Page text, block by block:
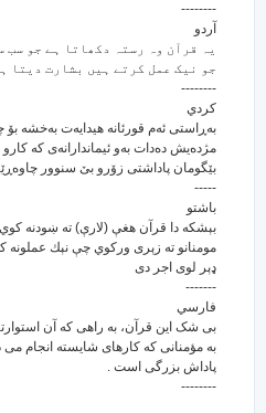
--------
آردو
یہ قرآن وہ رستہ دکھاتا ہے جو سب
جو نیک عمل کرتے ہیں بشارت دیتا
--------
كردي
به‌ڕاستی ئه‌م قورئانه هیدایه‌ت به‌خشه بۆ
مژده‌یش ده‌دات به‌و ئیماندارانه‌ی که
بێگومان پاداشتی زۆرو بێ سنوور
-----
باشتو
بېشكه دا قرآن هغې (لارې) ته ښودنه كوي
مومنانو ته زېرى وركوي چې نېك عملونه
ډېر لوى اجر دى
-------
فارسي
بی شک این قرآن، به راهی که آن
به مؤمنانی که کارهای شایسته انجام می
پاداش بزرگی است .
--------